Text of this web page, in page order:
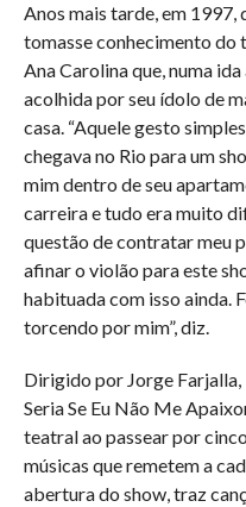
Anos mais tarde, em 1997,
tomasse conhecimento do
Ana Carolina que, numa
acolhida por seu ídolo de
casa. “Aquele gesto
chegava no Rio para um
mim dentro de seu
carreira e tudo era muito
questão de contratar meu
afinar o violão para este
habituada com isso ainda.
torcendo por mim”, diz.
Dirigido por Jorge Farjalla,
Seria Se Eu Não Me
teatral ao passear por
músicas que remetem a
abertura do show, traz